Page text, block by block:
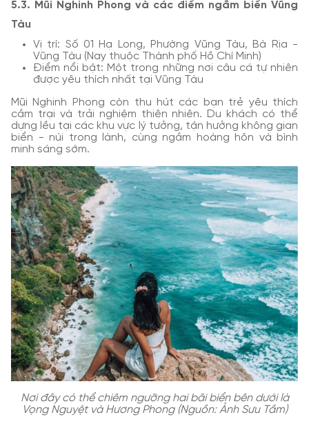
5.3. Mũi Nghinh Phong và các điểm ngắm biển Vũng
Tàu
Vị trí: Số 01 Hạ Long, Phường Vũng Tàu, Bà Rịa -
Vũng Tàu (Nay thuộc Thành phố Hồ Chí Minh)
Điểm nổi bật: Một trong những nơi câu cá tự nhiên
được yêu thích nhất tại Vũng Tàu
Mũi Nghinh Phong còn thu hút các bạn trẻ yêu thích
cắm trại và trải nghiệm thiên nhiên. Du khách có thể
dựng lều tại các khu vực lý tưởng, tận hưởng không gian
biển - núi trong lành, cùng ngắm hoàng hôn và bình
minh sáng sớm.
Nơi đây có thể chiêm ngưỡng hai bãi biển bên dưới là
Vọng Nguyệt và Hương Phong (Nguồn: Ảnh Sưu Tầm)